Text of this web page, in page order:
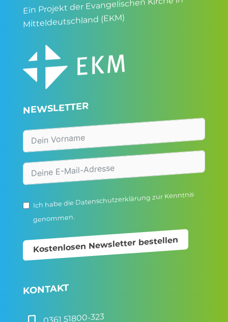
Ein Projekt der Evangelischen Kirche in
Mitteldeutschland (EKM)
NEWSLETTER
Ich habe die Datenschutzerklärungzur Kenntnis
genommen.
Kostenlosen Newsletter bestellen
KONTAKT
0361 51800-323